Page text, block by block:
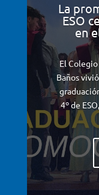
La
ESO
en
El
Baños
4º de